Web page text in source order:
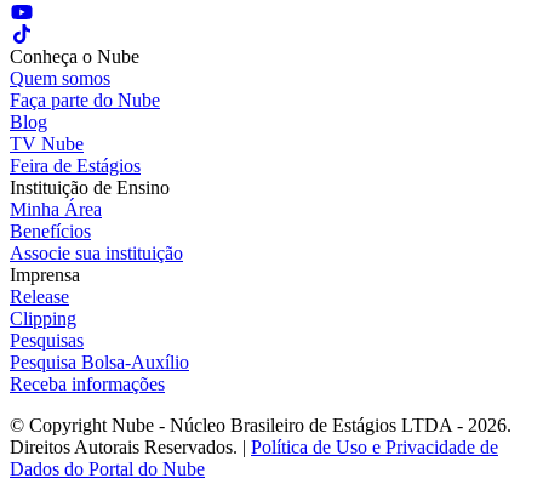
Conheça o Nube
Quem somos
Faça parte do Nube
Blog
TV Nube
Feira de Estágios
Instituição de Ensino
Minha Área
Benefícios
Associe sua instituição
Imprensa
Release
Clipping
Pesquisas
Pesquisa Bolsa-Auxílio
Receba informações
© Copyright Nube - Núcleo Brasileiro de Estágios LTDA - 2026.
Direitos Autorais Reservados. | Política de Uso e Privacidade de
Dados do Portal do Nube